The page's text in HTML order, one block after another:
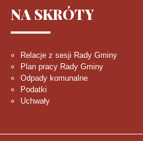
NA SKRÓTY
Relacje z sesji Rady Gminy
Plan pracy Rady Gminy
Odpady komunalne
Podatki
Uchwały